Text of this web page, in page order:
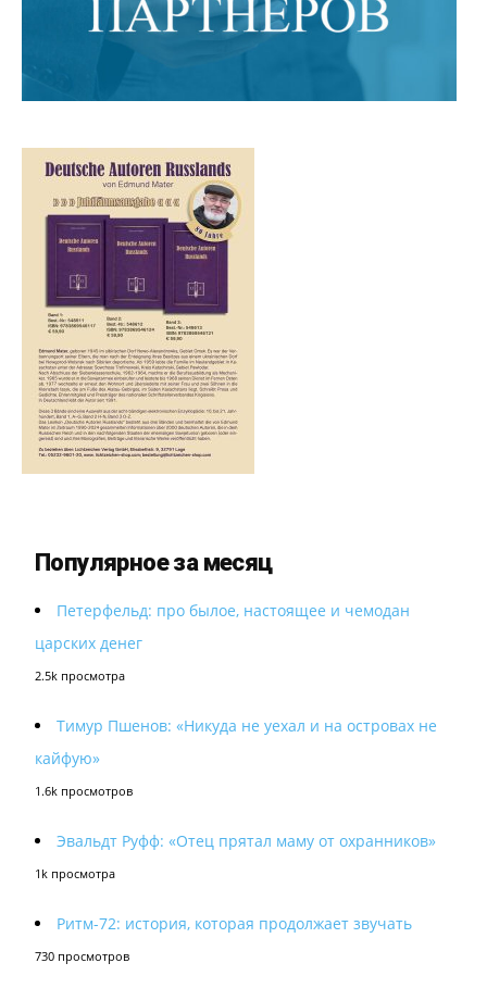
Популярное за месяц
Петерфельд: про былое, настоящее и чемодан
царских денег
2.5k просмотра
Тимур Пшенов: «Никуда не уехал и на островах не
кайфую»
1.6k просмотров
Эвальдт Руфф: «Отец прятал маму от охранников»
1k просмотра
Ритм-72: история, которая продолжает звучать
730 просмотров